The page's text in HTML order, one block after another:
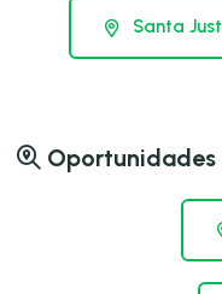
Santa
Oportunidades